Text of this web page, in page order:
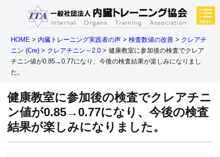
HOME > 内臓トレーニング実践者の声 >検査数値の改善 > クレアチ
ニン (Cre) > クレアチニン～2.0 >健康教室に参加後の検査でクレア
チニン値が0.85→0.77になり、今後の検査結果が楽しみになりまし
た。
健康教室に参加後の検査でクレアチニ
ン値が0.85→0.77になり、今後の検査
結果が楽しみになりました。